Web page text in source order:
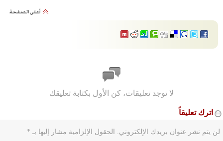
لا توجد تعليقات، كن الأول بكتابة تعليقك
اترك تعليقاً
لن يتم نشر عنوان بريدك الإلكتروني. الحقول الإلزامية مشار إليها بـ *